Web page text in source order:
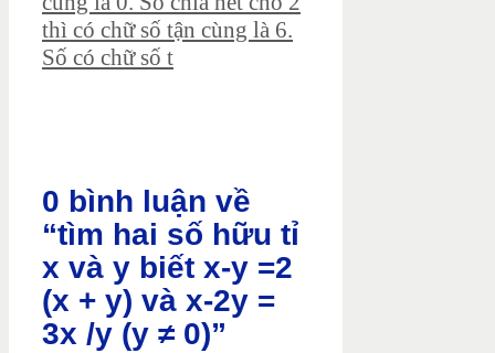
thì có chữ số tận cùng là 6.
Số có chữ số t
0 bình luận về
“tìm hai số hữu tỉ
x và y biết x-y =2
(x + y) và x-2y =
3x /y (y ≠ 0)”